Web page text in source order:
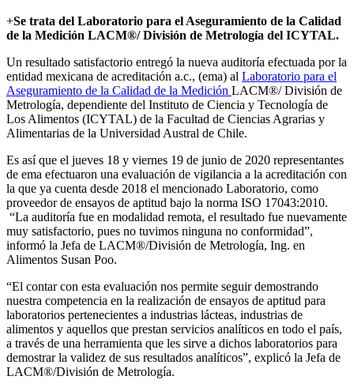
+Se trata del Laboratorio para el Aseguramiento de la Calidad
de la Medición LACM®/ División de Metrología del ICYTAL.
Un resultado satisfactorio entregó la nueva auditoría efectuada por la
entidad mexicana de acreditación a.c., (ema) al Laboratorio para el
Aseguramiento de la Calidad de la Medición LACM®/ División de
Metrología, dependiente del Instituto de Ciencia y Tecnología de
Los Alimentos (ICYTAL) de la Facultad de Ciencias Agrarias y
Alimentarias de la Universidad Austral de Chile.
Es así que el jueves 18 y viernes 19 de junio de 2020 representantes
de ema efectuaron una evaluación de vigilancia a la acreditación con
la que ya cuenta desde 2018 el mencionado Laboratorio, como
proveedor de ensayos de aptitud bajo la norma ISO 17043:2010.
“La auditoría fue en modalidad remota, el resultado fue nuevamente
muy satisfactorio, pues no tuvimos ninguna no conformidad”,
informó la Jefa de LACM®/División de Metrología, Ing. en
Alimentos Susan Poo.
“El contar con esta evaluación nos permite seguir demostrando
nuestra competencia en la realización de ensayos de aptitud para
laboratorios pertenecientes a industrias lácteas, industrias de
alimentos y aquellos que prestan servicios analíticos en todo el país,
a través de una herramienta que les sirve a dichos laboratorios para
demostrar la validez de sus resultados analíticos”, explicó la Jefa de
LACM®/División de Metrología.